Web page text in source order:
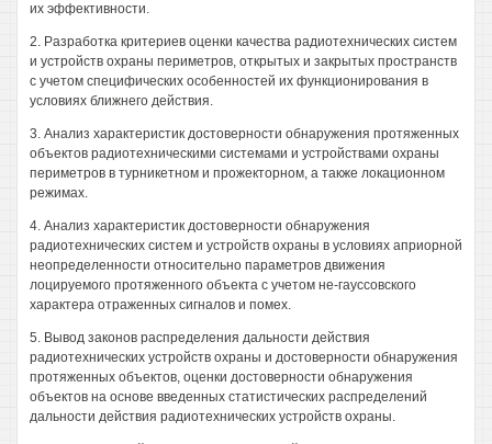
их эффективности.
2. Разработка критериев оценки качества радиотехнических систем
и устройств охраны периметров, открытых и закрытых пространств
с учетом специфических особенностей их функционирования в
условиях ближнего действия.
3. Анализ характеристик достоверности обнаружения протяженных
объектов радиотехническими системами и устройствами охраны
периметров в турникетном и прожекторном, а также локационном
режимах.
4. Анализ характеристик достоверности обнаружения
радиотехнических систем и устройств охраны в условиях априорной
неопределенности относительно параметров движения
лоцируемого протяженного объекта с учетом не-гауссовского
характера отраженных сигналов и помех.
5. Вывод законов распределения дальности действия
радиотехнических устройств охраны и достоверности обнаружения
протяженных объектов, оценки достоверности обнаружения
объектов на основе введенных статистических распределений
дальности действия радиотехнических устройств охраны.